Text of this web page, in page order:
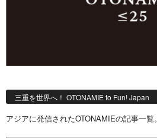
三重を世界へ！ OTONAMIE to Fun! Japan
アジアに発信されたOTONAMIEの記事一覧。